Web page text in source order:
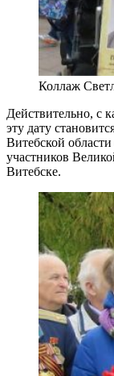
Коллаж
Действительно, с
эту дату
Витебской
участников
Витебске.